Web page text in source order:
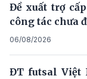
Đề xuất trợ
công tác chưa
06/08/2026
ĐT futsal Việt